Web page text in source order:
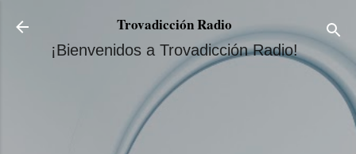
Ir al contenido principal
Trovadicción Radio
¡Bienvenidos a Trovadicción Radio!